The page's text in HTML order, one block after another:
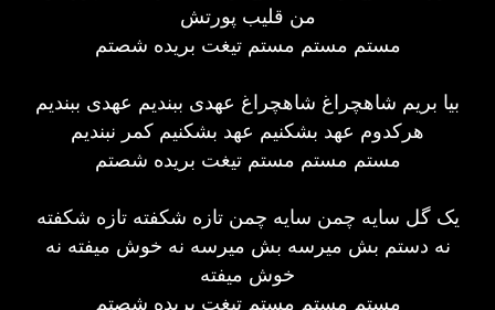
من قلیب پورتش
مستم مستم مستم تیغت بریده شصتم
بیا بریم شاهچراغ شاهچراغ عهدی ببندیم عهدی ببندیم
هرکدوم عهد بشکنیم عهد بشکنیم کمر نبندیم
مستم مستم مستم تیغت بریده شصتم
یک گل سایه چمن سایه چمن تازه شکفته تازه شکفته
نه دستم بش میرسه بش میرسه نه خوش میفته نه
خوش میفته
مستم مستم مستم تیغت بریده شصتم